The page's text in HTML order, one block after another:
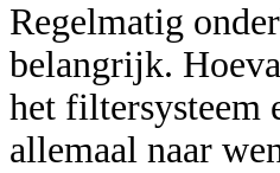
Regelmatig
belangrijk.
het filtersysteem
allemaal naar